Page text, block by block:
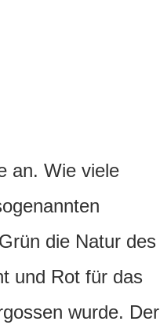
an. Wie viele
die Natur des
und Rot für das
wurde. Der